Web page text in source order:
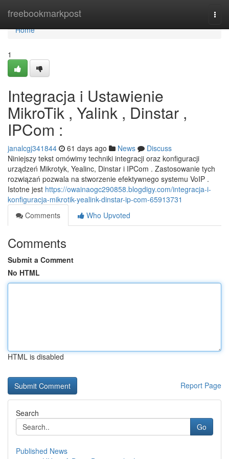
freebookmarkpost
Home
Home
1
Integracja i Ustawienie
MikroTik , Yalink , Dinstar ,
IPCom :
janalcgj341844 61 days ago News
Discuss
Niniejszy tekst omówimy techniki integracji oraz konfiguracji
urządzeń Mikrotyk, Yealinc, Dinstar i IPCom . Zastosowanie tych
rozwiązań pozwala na stworzenie efektywnego systemu VoIP .
Istotne jest https://owainaogc290858.blogdigy.com/integracja-i-
konfiguracja-mikrotik-yealink-dinstar-ip-com-65913731
Comments
Who Upvoted
Comments
Submit a Comment
No HTML
HTML is disabled
Report Page
Search
Go
Published News